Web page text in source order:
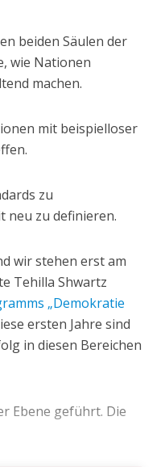
beiden Säulen der
wie Nationen
machen.
mit beispielloser
zu
neu zu definieren.
wir stehen erst am
Tehilla Shwartz
„Demokratie
ersten Jahre sind
in diesen Bereichen
Ebene geführt. Die